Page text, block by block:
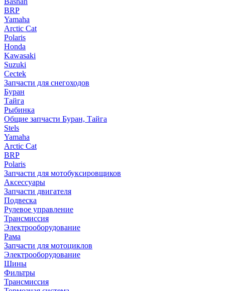
BRP
Yamaha
Arctic Cat
Polaris
Honda
Kawasaki
Suzuki
Cectek
Запчасти для снегоходов
Буран
Тайга
Рыбинка
Общие запчасти Буран, Тайга
Stels
Yamaha
Arctic Cat
BRP
Polaris
Запчасти для мотобуксировщиков
Аксессуары
Запчасти двигателя
Подвеска
Рулевое управление
Трансмиссия
Электрооборудование
Рама
Запчасти для мотоциклов
Электрооборудование
Шины
Фильтры
Трансмиссия